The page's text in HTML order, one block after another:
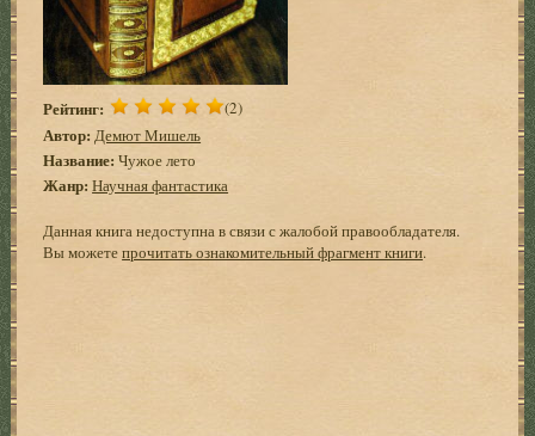
Рейтинг: (2)
Автор: Демют Мишель
Название: Чужое лето
Жанр: Научная фантастика
Данная книга недоступна в связи с жалобой правообладателя.
Вы можетепрочитать ознакомительный фрагмент книги.